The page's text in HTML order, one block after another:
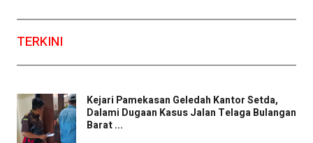
TERKINI
Kejari Pamekasan Geledah Kantor Setda,
Dalami Dugaan Kasus Jalan Telaga Bulangan
Barat ...